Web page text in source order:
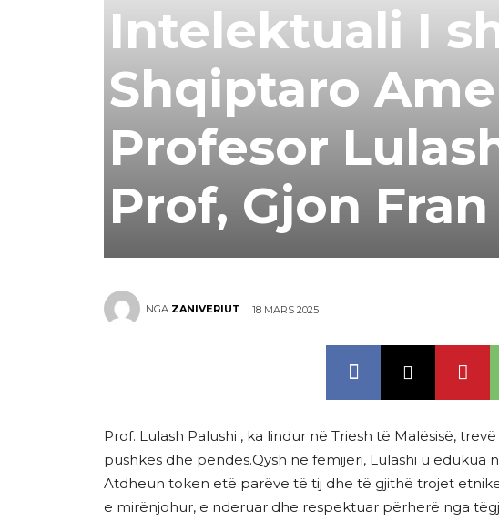
Intelektuali I
Shqiptaro
Profesor
Prof, Gjon
NGA ZANIVERIUT 18 MARS 2025
Prof. Lulash Palushi , ka lindur në Triesh të Malësisë,
pushkës dhe pendës.Qysh në fëmijëri, Lulashi u edukua
Atdheun token etë parëve të tij dhe të gjithë trojet
e mirënjohur, e nderuar dhe respektuar përherë nga